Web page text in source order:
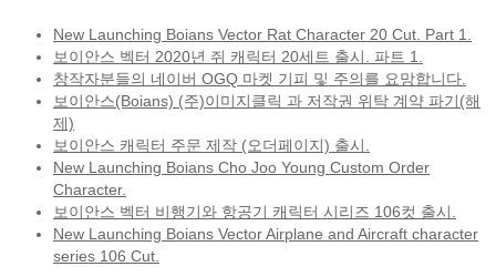
New Launching Boians Vector Rat Character 20 Cut. Part 1.
보이안스 벡터 2020년 쥐 캐릭터 20세트 출시. 파트 1.
창작자분들의 네이버 OGQ 마켓 기피 및 주의를 요망합니다.
보이안스(Boians) (주)이미지클릭 과 저작권 위탁 계약 파기(해
제)
보이안스 캐릭터 주문 제작 (오더페이지) 출시.
New Launching Boians Cho Joo Young Custom Order
Character.
보이안스 벡터 비행기와 항공기 캐릭터 시리즈 106컷 출시.
New Launching Boians Vector Airplane and Aircraft character
series 106 Cut.